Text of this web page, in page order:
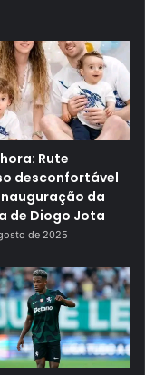
Rute
desconfortável
da
de Diogo Jota
de 2025